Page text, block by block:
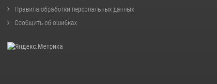
Правила обработки персональных данных
Сообщить об ошибках